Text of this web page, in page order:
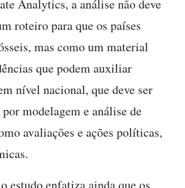
Analytics, a análise não deve
roteiro para que os países
mas como um material
que podem auxiliar
nível nacional, que deve ser
modelagem e análise de
avaliações e ações políticas,
estudo enfatiza ainda que os